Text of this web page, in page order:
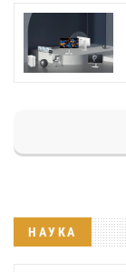
НАУКА